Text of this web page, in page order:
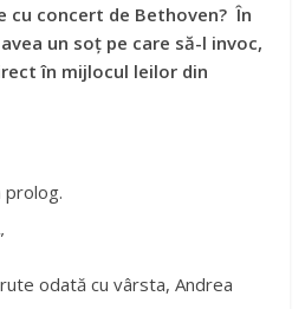
cu concert de Bethoven? În
un soț pe care să-l invoc,
în mijlocul leilor din
prolog.
odată cu vârsta, Andrea